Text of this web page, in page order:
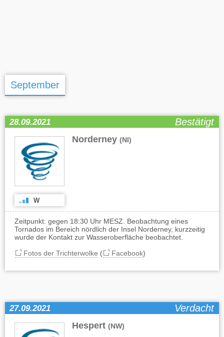
September
28.09.2021 Bestätigt
Norderney (NI)
W
Zeitpunkt: gegen 18:30 Uhr MESZ. Beobachtung eines
Tornados im Bereich nördlich der Insel Norderney, kurzzeitig
wurde der Kontakt zur Wasseroberfläche beobachtet.
Fotos der Trichterwolke ( Facebook)
27.09.2021 Verdacht
Hespert (NW)